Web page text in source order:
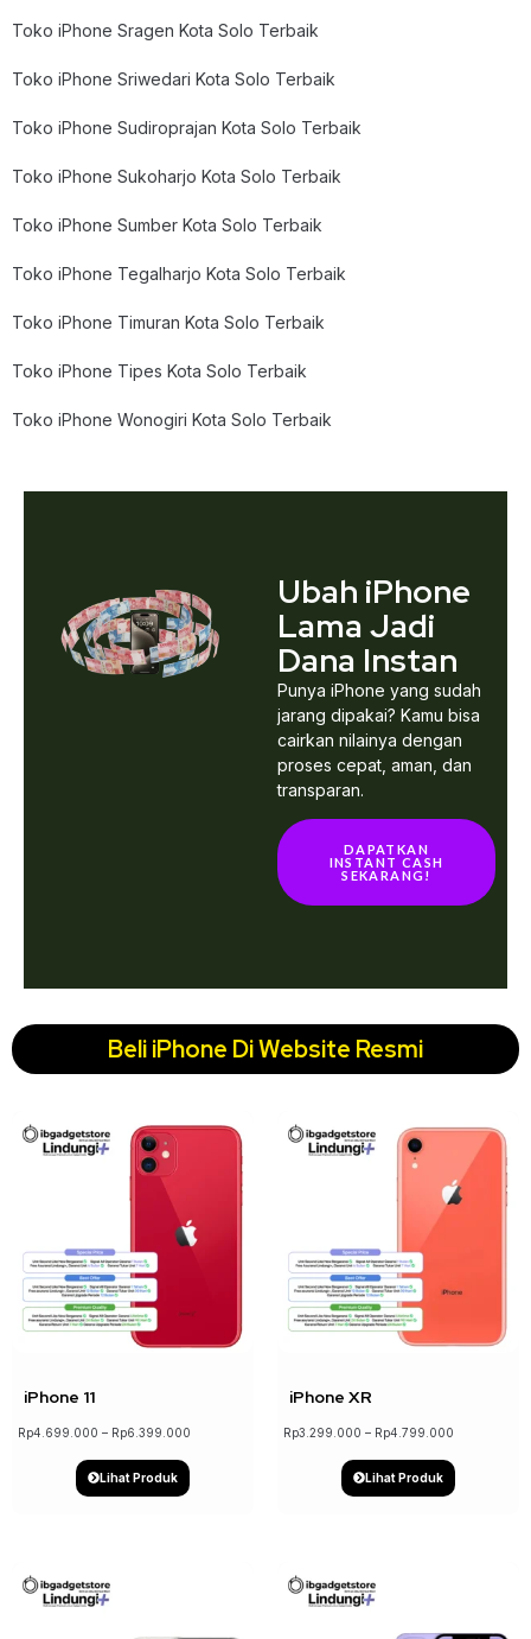
Toko iPhone Sragen Kota Solo Terbaik
Toko iPhone Sriwedari Kota Solo Terbaik
Toko iPhone Sudiroprajan Kota Solo Terbaik
Toko iPhone Sukoharjo Kota Solo Terbaik
Toko iPhone Sumber Kota Solo Terbaik
Toko iPhone Tegalharjo Kota Solo Terbaik
Toko iPhone Timuran Kota Solo Terbaik
Toko iPhone Tipes Kota Solo Terbaik
Toko iPhone Wonogiri Kota Solo Terbaik
Ubah iPhone
Lama Jadi
Dana Instan
Punya iPhone yang sudah
jarang dipakai? Kamu bisa
cairkan nilainya dengan
proses cepat, aman, dan
transparan.
DAPATKAN
INSTANT CASH
SEKARANG!
Beli iPhone Di Website Resmi
iPhone 11
Rp4.699.000 – Rp6.399.000
Lihat Produk
iPhone XR
Rp3.299.000 – Rp4.799.000
Lihat Produk